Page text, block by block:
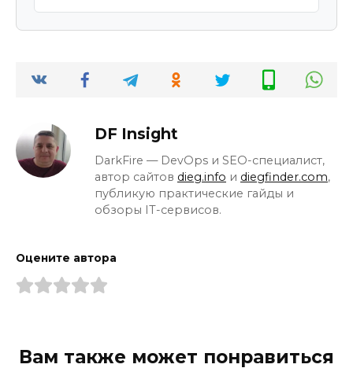
DF Insight
DarkFire — DevOps и SEO-специалист,
автор сайтов dieg.info и diegfinder.com,
публикую практические гайды и
обзоры IT-сервисов.
Оцените автора
Вам также может понравиться